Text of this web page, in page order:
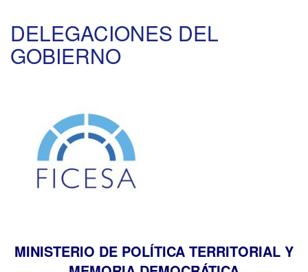
Y
SOCIALES
DE
BALEARS
DELEGACIONES DEL
GOBIERNO
MINISTERIO DE POLÍTICA TERRITORIAL Y